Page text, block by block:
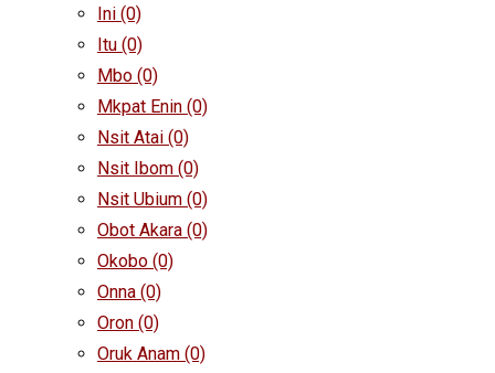
Ini (0)
Itu (0)
Mbo (0)
Mkpat Enin (0)
Nsit Atai (0)
Nsit Ibom (0)
Nsit Ubium (0)
Obot Akara (0)
Okobo (0)
Onna (0)
Oron (0)
Oruk Anam (0)